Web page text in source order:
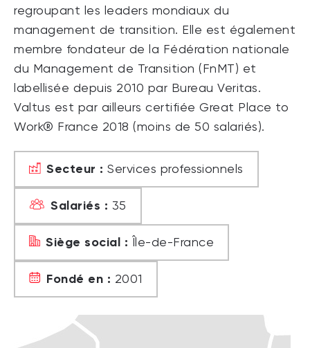
regroupant les leaders mondiaux du
management de transition. Elle est également
membre fondateur de la Fédération nationale
du Management de Transition (FnMT) et
labellisée depuis 2010 par Bureau Veritas.
Valtus est par ailleurs certifiée Great Place to
Work® France 2018 (moins de 50 salariés).
Secteur : Services professionnels
Salariés : 35
Siège social : Île-de-France
Fondé en : 2001